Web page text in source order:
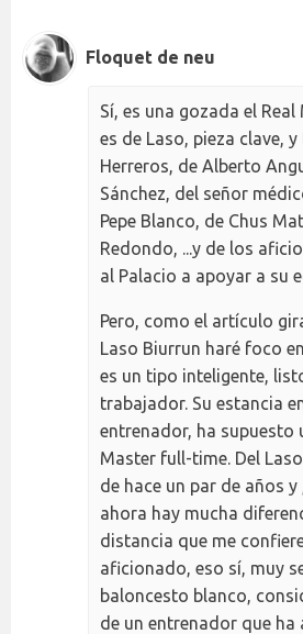
Floquet de neu
Sí, es una gozada el Real
es de Laso, pieza clave,
Herreros, de Alberto
Sánchez, del señor
Pepe Blanco, de Chus
Redondo, ...y de los
al Palacio a apoyar a su
Pero, como el artículo
Laso Biurrun haré foco
es un tipo inteligente,
trabajador. Su estancia
entrenador, ha supuesto
Master full-time. Del
de hace un par de años y
ahora hay mucha
distancia que me
aficionado, eso sí, muy
baloncesto blanco,
de un entrenador que ha